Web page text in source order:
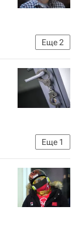
Еще2
Еще 1